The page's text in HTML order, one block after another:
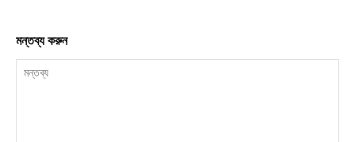
মন্তব্য করুন